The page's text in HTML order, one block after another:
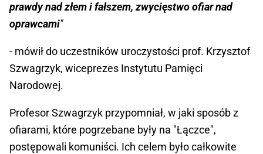
prawdy nad złem i fałszem, zwycięstwo ofiar nad
oprawcami"
- mówił do uczestników uroczystości prof. Krzysztof
Szwagrzyk, wiceprezes Instytutu Pamięci
Narodowej.
Profesor Szwagrzyk przypomniał, w jaki sposób z
ofiarami, które pogrzebane były na "Łączce",
postępowali komuniści. Ich celem było całkowite